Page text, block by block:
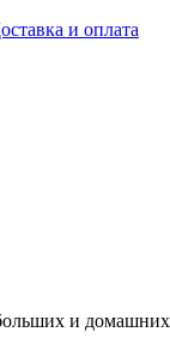
и оплата
и